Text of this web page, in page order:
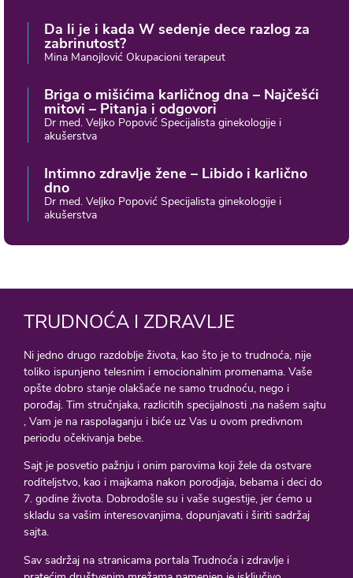
Da li je i kada W sedenje dece razlog za
zabrinutost?
Mina Manojlović Okupacioni terapeut
Briga o mišićima karličnog dna – Najčešći
mitovi – Pitanja i odgovori
Dr med. Veljko Popović Specijalista ginekologije i
akušerstva
Intimno zdravlje žene – Libido i karlično
dno
Dr med. Veljko Popović Specijalista ginekologije i
akušerstva
TRUDNOĆA I ZDRAVLJE
Ni jedno drugo razdoblje života, kao što je to trudnoća, nije
toliko ispunjeno telesnim i emocionalnim promenama. Vaše
opšte dobro stanje olakšaće ne samo trudnoću, nego i
porođaj. Tim stručnjaka, razlicitih specijalnosti ,na našem sajtu
, Vam je na raspolaganju i biće uz Vas u ovom predivnom
periodu očekivanja bebe.
Sajt je posvetio pažnju i onim parovima koji žele da ostvare
roditeljstvo, kao i majkama nakon porodjaja, bebama i deci do
7. godine života. Dobrodošle su i vaše sugestije, jer ćemo u
skladu sa vašim interesovanjima, dopunjavati i širiti sadržaj
sajta.
Sav sadržaj na stranicama portala Trudnoća i zdravlje i